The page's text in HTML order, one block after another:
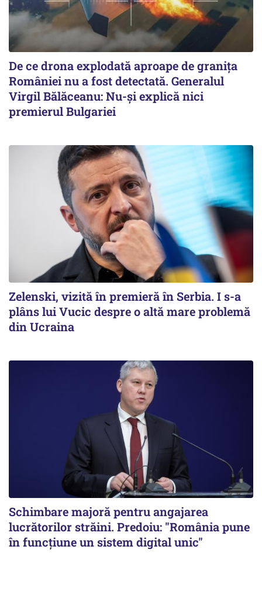
De ce drona explodată aproape de granița
României nu a fost detectată. Generalul
Virgil Bălăceanu: Nu-și explică nici
premierul Bulgariei
Zelenski, vizită în premieră în Serbia. I s-a
plâns lui Vucic despre o altă mare problemă
din Ucraina
Schimbare majoră pentru angajarea
lucrătorilor străini. Predoiu: "România pune
în funcțiune un sistem digital unic"